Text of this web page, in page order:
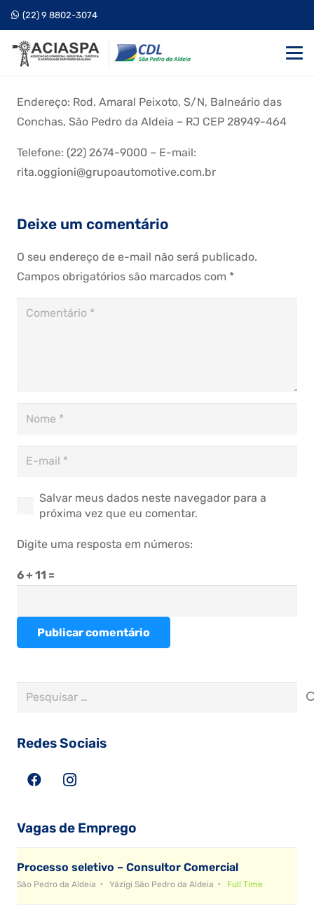
(22) 9 8802-3074
Endereço: Rod. Amaral Peixoto, S/N, Balneário das
Conchas, São Pedro da Aldeia – RJ CEP 28949-464
Telefone: (22) 2674-9000 – E-mail:
rita.oggioni@grupoautomotive.com.br
Deixe um comentário
O seu endereço de e-mail não será publicado.
Campos obrigatórios são marcados com *
Salvar meus dados neste navegador para a
próxima vez que eu comentar.
Digite uma resposta em números:
6 + 11 =
Publicar comentário
Pesquisar
Redes Sociais
Vagas de Emprego
Processo seletivo – Consultor Comercial
São Pedro da Aldeia Yázigi São Pedro da Aldeia Full Time